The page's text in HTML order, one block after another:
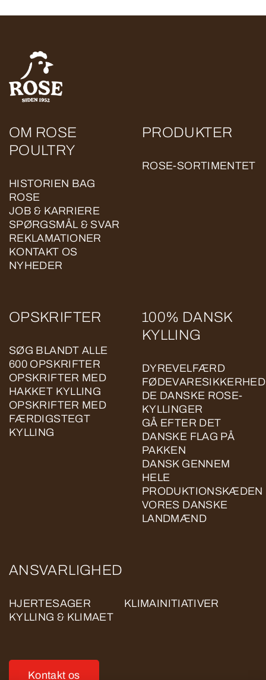
OM ROSE
POULTRY
HISTORIEN BAG
ROSE
JOB & KARRIERE
SPØRGSMÅL & SVAR
REKLAMATIONER
KONTAKT OS
NYHEDER
PRODUKTER
ROSE-SORTIMENTET
OPSKRIFTER
SØG BLANDT ALLE
600 OPSKRIFTER
OPSKRIFTER MED
HAKKET KYLLING
OPSKRIFTER MED
FÆRDIGSTEGT
KYLLING
100% DANSK
KYLLING
DYREVELFÆRD
FØDEVARESIKKERHED
DE DANSKE ROSE-
KYLLINGER
GÅ EFTER DET
DANSKE FLAG PÅ
PAKKEN
DANSK GENNEM
HELE
PRODUKTIONSKÆDEN
VORES DANSKE
LANDMÆND
ANSVARLIGHED
HJERTESAGER
KLIMAINITIATIVER
KYLLING & KLIMAET
Kontakt os